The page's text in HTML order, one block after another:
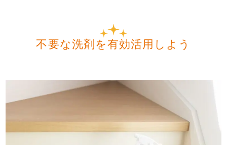
不要な洗剤を有効活用しよう